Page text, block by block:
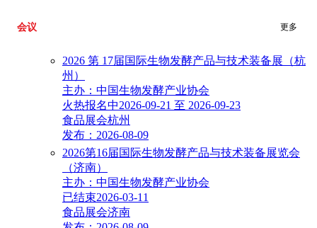
会议 更多
2026 第 17届国际生物发酵产品与技术装备展（杭
州）
主办：中国生物发酵产业协会
火热报名中2026-09-21 至 2026-09-23
食品展会杭州
发布：2026-08-09
2026第16届国际生物发酵产品与技术装备展览会
（济南）
主办：中国生物发酵产业协会
已结束2026-03-11
食品展会济南